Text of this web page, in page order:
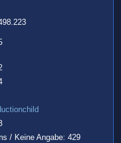
/ Keine Angabe: 429